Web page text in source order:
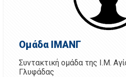
Ομάδα ΙΜΑΝΓ
Συντακτική ομάδα της Ι.Μ.
Γλυφάδας